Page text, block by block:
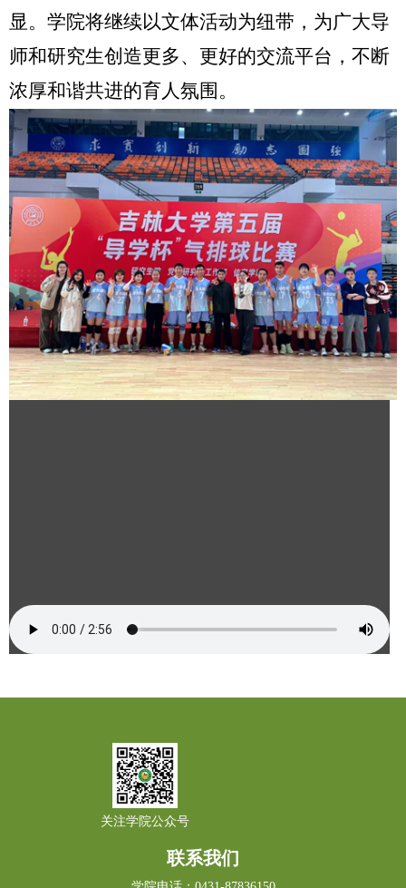
显。学院将继续以文体活动为纽带，为广大导
师和研究生创造更多、更好的交流平台，不断
浓厚和谐共进的育人氛围。
关注学院公众号
联系我们